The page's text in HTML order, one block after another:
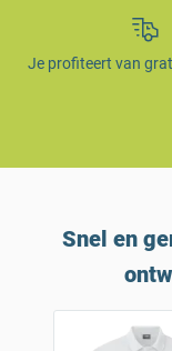
Je profiteert van
Snel en